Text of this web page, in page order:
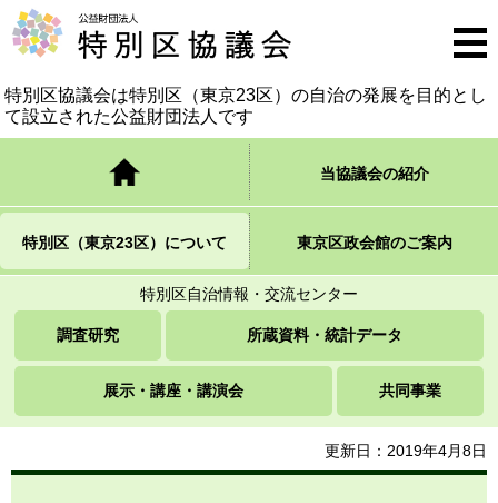
公益財団法人 特別区協議会
特別区協議会は特別区（東京23区）の自治の発展を 目的とし
て設立された公益財団法人です
メニ
ュー
トップページ 当協議会の紹介
特別区（東京23区）について 東京区政会館のご案内
特別区自治情報・交流センター
調査研究 所蔵資料・統計データ
展示・講座・講演会 共同事業
更新日：2019年4月8日